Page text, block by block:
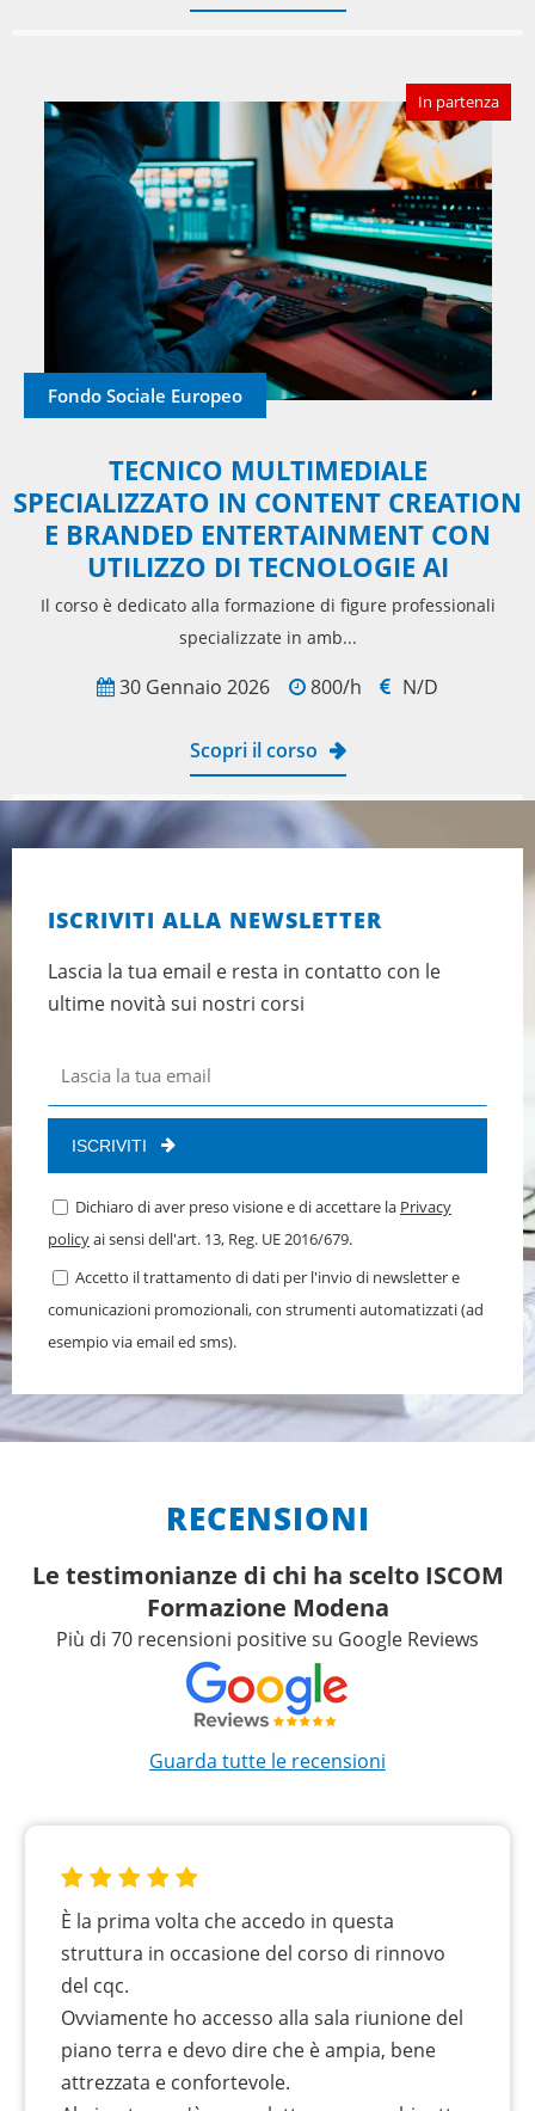
In partenza
Fondo Sociale Europeo
TECNICO MULTIMEDIALE
SPECIALIZZATO IN CONTENT CREATION
E BRANDED ENTERTAINMENT CON
UTILIZZO DI TECNOLOGIE AI
Il corso è dedicato alla formazione di figure professionali
specializzate in amb...
30 Gennaio 2026 800/h N/D
Scopri il corso
ISCRIVITI ALLA NEWSLETTER
Lascia la tua email e resta in contatto con le
ultime novità sui nostri corsi
ISCRIVITI
Dichiaro di aver preso visione e di accettare la Privacy
policyai sensi dell'art. 13, Reg. UE 2016/679.
Accetto il trattamento di dati per l'invio di newsletter e
comunicazioni promozionali, con strumenti automatizzati (ad
esempio via email ed sms).
RECENSIONI
Le testimonianze di chi ha scelto ISCOM
Formazione Modena
Più di 70 recensioni positive su Google Reviews
Guarda tutte le recensioni
È la prima volta che accedo in questa
struttura in occasione del corso di rinnovo
del cqc.
Ovviamente ho accesso alla sala riunione del
piano terra e devo dire che è ampia, bene
attrezzata e confortevole.